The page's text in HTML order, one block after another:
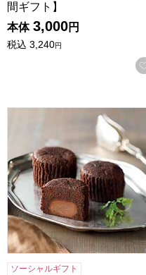
間ギフト】
本体 3,000円
税込 3,240円
ミカドコーヒー トリュフ
ソーシャルギフト